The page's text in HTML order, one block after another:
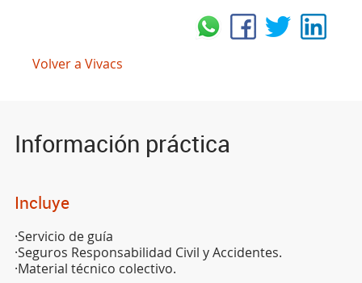
Volver a Vivacs
Información práctica
Incluye
·Servicio de guía
·Seguros Responsabilidad Civil y Accidentes.
·Material técnico colectivo.